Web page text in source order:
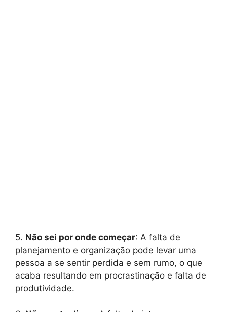
5. Não sei por onde começar: A falta de
planejamento e organização pode levar uma
pessoa a se sentir perdida e sem rumo, o que
acaba resultando em procrastinação e falta de
produtividade.